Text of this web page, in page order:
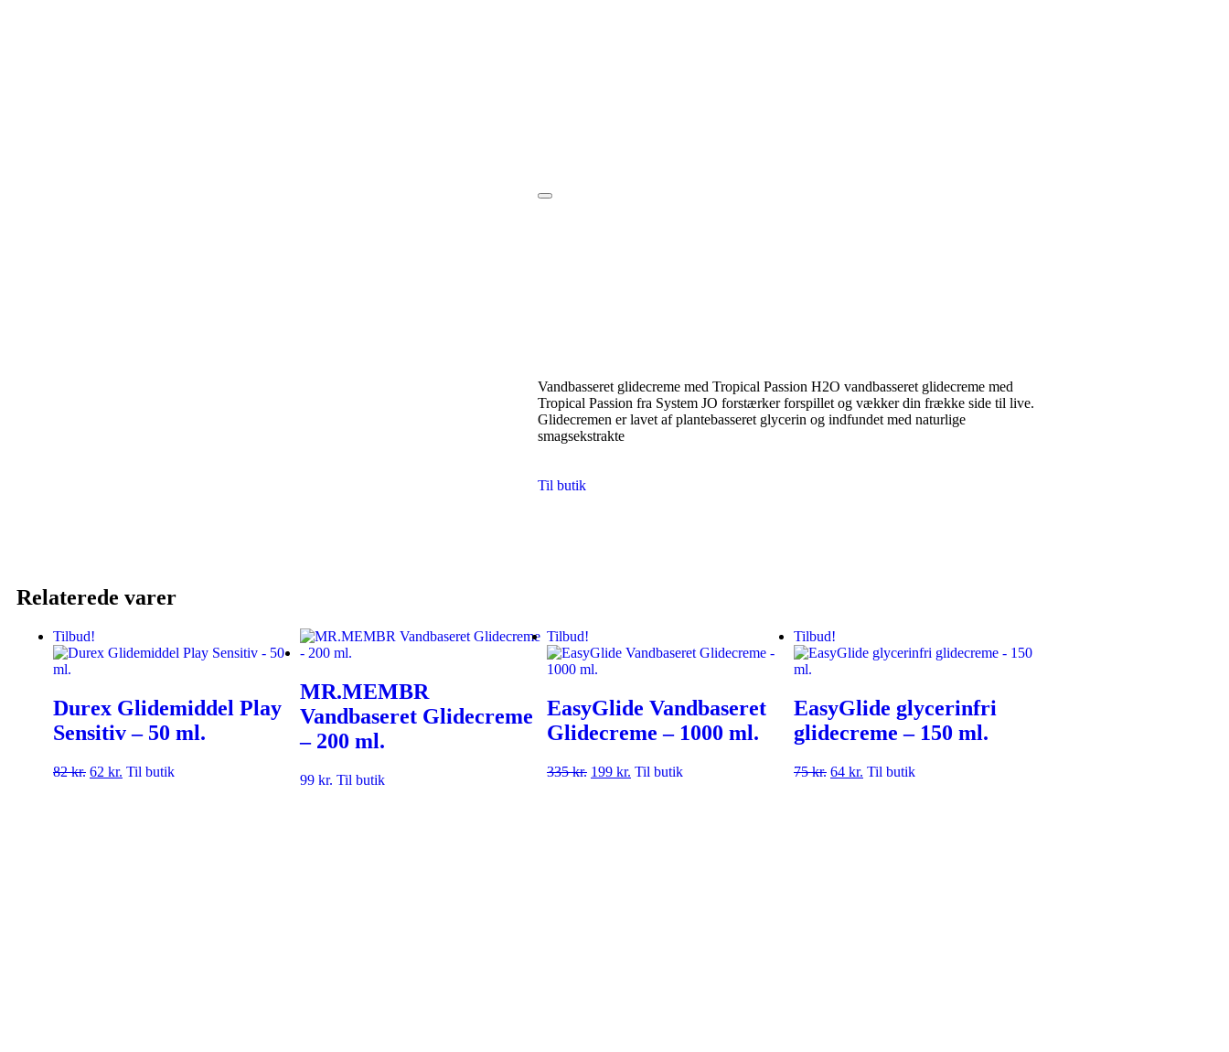
Hamburger Toggle Menu
Vandbasseret glidecreme med Tropical Passion H2O vandbasseret glidecreme med
Tropical Passion fra System JO forstærker forspillet og vækker din frække side til live.
Glidecremen er lavet af plantebasseret glycerin og indfundet med naturlige
smagsekstrakte
Til butik
Relaterede varer
Tilbud!
Durex Glidemiddel Play
Sensitiv – 50 ml.
82kr. 62 kr. Til butik
MR.MEMBR
Vandbaseret Glidecreme
– 200 ml.
99 kr. Til butik
Tilbud!
EasyGlide Vandbaseret
Glidecreme – 1000 ml.
335kr. 199 kr. Til butik
Tilbud!
EasyGlide glycerinfri
glidecreme – 150 ml.
75kr. 64 kr. Til butik